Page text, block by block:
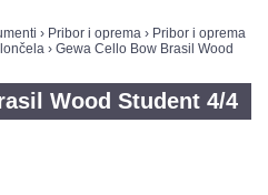
› Pribor i oprema › Pribor i oprema
› Gewa Cello Bow Brasil Wood
Wood Student 4/4